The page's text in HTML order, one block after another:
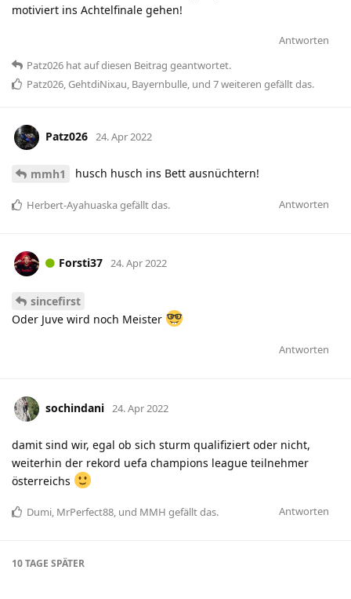
motiviert ins Achtelfinale gehen!
Antworten
Patz026 hatauf diesen Beitrag geantwortet.
Patz026, GehtdiNixau, Bayernbulle, und 7weiteren gefällt das.
Patz026 24. Apr 2022
mmh1 husch husch ins Bett ausnüchtern!
Antworten
Herbert-Ayahuaskagefällt das.
Forsti37 24. Apr 2022
sincefirst
Oder Juve wird noch Meister
Antworten
sochindani 24. Apr 2022
damit sind wir, egal ob sich sturm qualifiziert oder nicht,
weiterhin der rekord uefa champions league teilnehmer
österreichs
Antworten
Dumi, MrPerfect88, und MMH gefällt das.
10 TAGE SPÄTER